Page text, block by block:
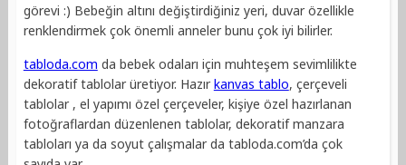
görevi :) Bebeğin altını değiştirdiğiniz yeri, duvar özellikle
renklendirmek çok önemli anneler bunu çok iyi bilirler.
tabloda.com da bebek odaları için muhteşem sevimlilikte
dekoratif tablolar üretiyor. Hazırkanvas tablo, çerçeveli
tablolar , el yapımı özel çerçeveler, kişiye özel hazırlanan
fotoğraflardan düzenlenen tablolar, dekoratif manzara
tabloları ya da soyut çalışmalar da tabloda.com’da çok